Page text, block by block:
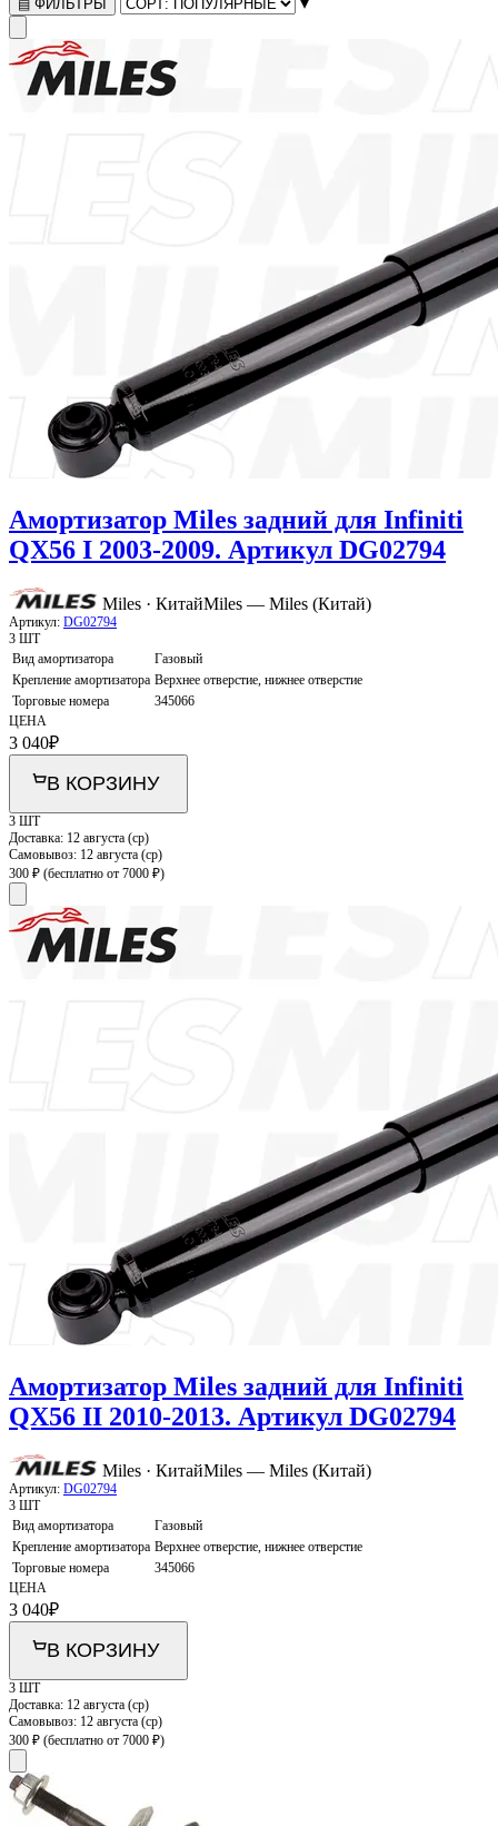
▤ ФИЛЬТРЫ
Амортизатор Miles задний для Infiniti
QX56 I 2003-2009. Артикул DG02794
Miles · КитайMiles — Miles (Китай)
Артикул: DG02794
3 ШТ
Вид амортизатора
Газовый
Крепление амортизатора Верхнее отверстие, нижнее отверстие
Торговые номера
345066
ЦЕНА
3 040₽
В КОРЗИНУ
3 ШТ
Доставка: 12 августа (ср)
Самовывоз: 12 августа (ср)
300 ₽ (бесплатно от 7000 ₽)
Амортизатор Miles задний для Infiniti
QX56 II 2010-2013. Артикул DG02794
Miles · КитайMiles — Miles (Китай)
Артикул: DG02794
3 ШТ
Вид амортизатора
Газовый
Крепление амортизатора Верхнее отверстие, нижнее отверстие
Торговые номера
345066
ЦЕНА
3 040₽
В КОРЗИНУ
3 ШТ
Доставка: 12 августа (ср)
Самовывоз: 12 августа (ср)
300 ₽ (бесплатно от 7000 ₽)